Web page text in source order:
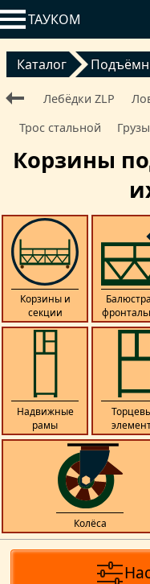
ТАУКОМ
Каталог
Лебёдки ZLP
Трос стальной
Корзины
Корзины и
секции
Надвижные
рамы
Колёса